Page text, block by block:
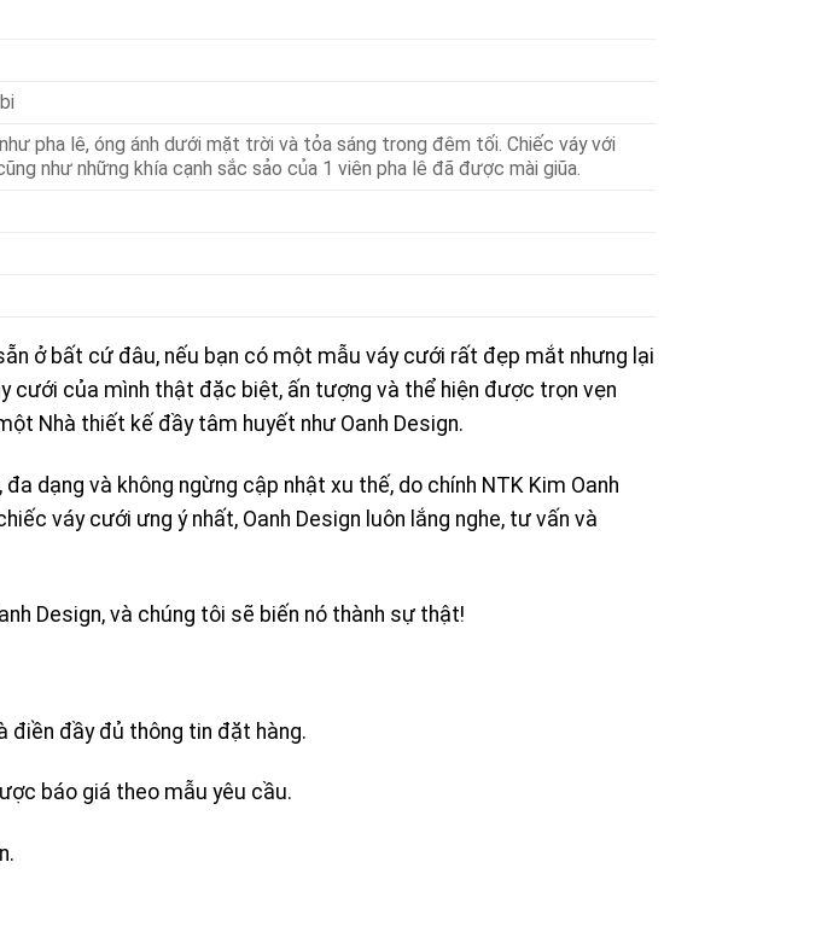
pha lê, óng ánh dưới mặt trời và tỏa sáng trong đêm tối. Chiếc váy với
như những khía cạnh sắc sảo của 1 viên pha lê đã được mài giũa.
ở bất cứ đâu, nếu bạn có một mẫu váy cưới rất đẹp mắt nhưng lại
cưới của mình thật đặc biệt, ấn tượng và thể hiện được trọn vẹn
Nhà thiết kế đầy tâm huyết như Oanh Design.
đa dạng và không ngừng cập nhật xu thế, do chính NTK Kim Oanh
váy cưới ưng ý nhất, Oanh Design luôn lắng nghe, tư vấn và
Design, và chúng tôi sẽ biến nó thành sự thật!
điền đầy đủ thông tin đặt hàng.
báo giá theo mẫu yêu cầu.